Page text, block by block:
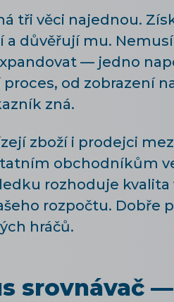
tři věci najednou.
důvěřují mu.
— jedno
od zobrazení
zná.
zboží i prodejci
obchodníkům
rozhoduje
rozpočtu. Dobře
hráčů.
srovnávač